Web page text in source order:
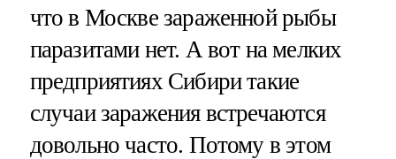
что в Москве зараженной рыбы
паразитами нет. А вот на мелких
предприятиях Сибири такие
случаи заражения встречаются
довольно часто. Потому в этом